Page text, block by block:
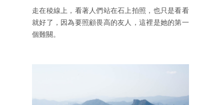
走在稜線上，看著人們站在石上拍照，也只是看看
就好了，因為要照顧畏高的友人，這裡是她的第一
個難關。